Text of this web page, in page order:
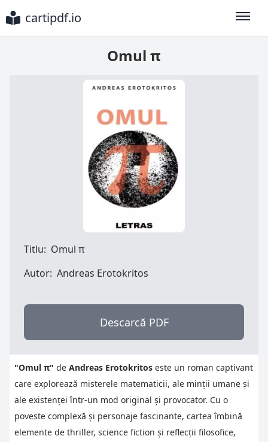
cartipdf.io
Omul π
Titlu: Omul π
Autor: Andreas Erotokritos
Descarcă PDF
"Omul π" de Andreas Erotokritos este un roman captivant
care explorează misterele matematicii, ale minții umane și
ale existenței într-un mod original și provocator. Cu o
poveste complexă și personaje fascinante, cartea îmbină
elemente de thriller, science fiction și reflecții filosofice,